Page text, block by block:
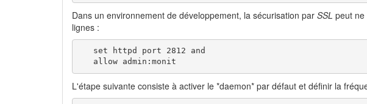
Dans un environnement de développement, la sécurisation par SSL peut
lignes :
   set httpd port 2812 and
   allow admin:monit
L'étape suivante consiste à activer le *daemon* par défaut et définir la